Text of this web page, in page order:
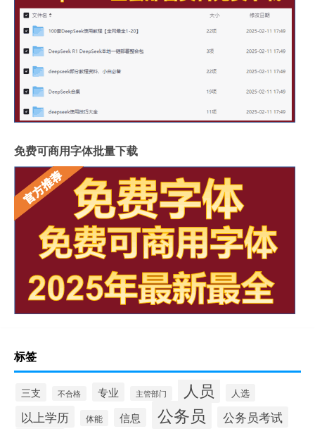
免费可商用字体批量下载
标签
三支 不合格 专业 主管部门 人员 人选
以上学历 体能 信息 公务员 公务员考试